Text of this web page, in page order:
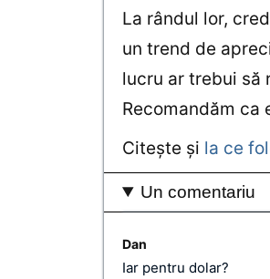
La rândul lor,
un trend de
lucru ar trebui să
Recomandăm ca
Citeşte şi la ce
Un comentariu
Dan
Iar pentru dolar?